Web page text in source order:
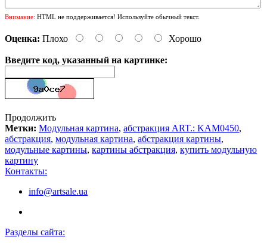
Внимание: HTML не поддерживается! Используйте обычный текст.
Оценка: Плохо Хорошо
Введите код, указанный на картинке:
Продолжить
Метки: Модульная картина, абстракция ART.: KAM0450,
абстракция, модульная картина, абстракция картины,
модульные картины, картины абстракция, купить модульную
картину
Контакты:
info@artsale.ua
Разделы сайта: